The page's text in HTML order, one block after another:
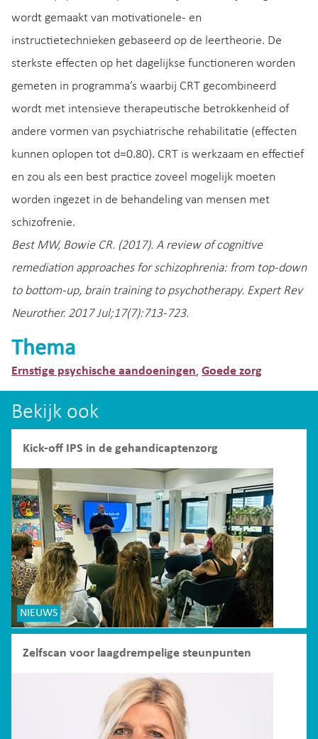
wordt gemaakt van motivationele- en
instructietechnieken gebaseerd op de leertheorie. De
sterkste effecten op het dagelijkse functioneren worden
gemeten in programma’s waarbij CRT gecombineerd
wordt met intensieve therapeutische betrokkenheid of
andere vormen van psychiatrische rehabilitatie (effecten
kunnen oplopen tot d=0.80). CRT is werkzaam en effectief
en zou als een best practice zoveel mogelijk moeten
worden ingezet in de behandeling van mensen met
schizofrenie.
Best MW, Bowie CR. (2017). A review of cognitive
remediation approaches for schizophrenia: from top-down
to bottom-up, brain training to psychotherapy. Expert Rev
Neurother. 2017 Jul;17(7):713-723.
Thema
Ernstige psychische aandoeningen, Goede zorg
Bekijk ook
Kick-off IPS in de gehandicaptenzorg
NIEUWS
Zelfscan voor laagdrempelige steunpunten